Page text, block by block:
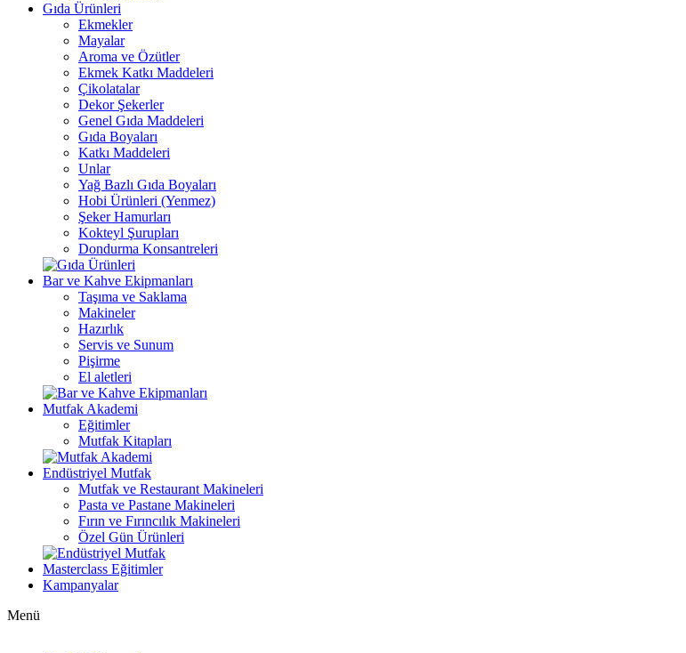
Gıda Ürünleri
Ekmekler
Mayalar
Aroma ve Özütler
Ekmek Katkı Maddeleri
Çikolatalar
Dekor Şekerler
Genel Gıda Maddeleri
Gıda Boyaları
Katkı Maddeleri
Unlar
Yağ Bazlı Gıda Boyaları
Hobi Ürünleri (Yenmez)
Şeker Hamurları
Kokteyl Şurupları
Dondurma Konsantreleri
Bar ve Kahve Ekipmanları
Taşıma ve Saklama
Makineler
Hazırlık
Servis ve Sunum
Pişirme
El aletleri
Mutfak Akademi
Eğitimler
Mutfak Kitapları
Endüstriyel Mutfak
Mutfak ve Restaurant Makineleri
Pasta ve Pastane Makineleri
Fırın ve Fırıncılık Makineleri
Özel Gün Ürünleri
Masterclass Eğitimler
Kampanyalar
Menü